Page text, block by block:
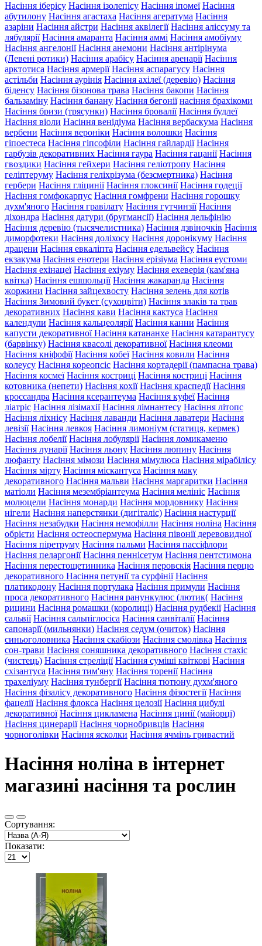
Насіння іберісу Насіння ізолепісу Насіння іпомеї Насіння
абутилону Насіння агастаха Насіння агератума Насіння
азаріни Насіння айстри Насіння аквілегії Насіння аліссуму та
лябулярії Насіння амаранта Насіння аммі Насіння амобіуму
Насіння ангелонії Насіння анемони Насіння антірінума
(Левені ротики) Насіння арабісу Насіння аренарії Насіння
арктотиса Насіння армерії Насіння аспарагусу Насіння
астільби Насіння аурінія Насіння ахілеї (деревію) Насіння
біденсу Насіння бізонова трава Насіння бакопи Насіння
бальзаміну Насіння банану Насіння бегонії насіння брахікоми
Насіння бризи (трясунки) Насіння бровалії Насіння будлеї
Насіння віоли Насіння венідіума Насіння вербаскума Насіння
вербени Насіння вероніки Насіння волошки Насіння
гіпоестеса Насіння гіпсофіли Насіння гайлардії Насіння
гарбузів декоративних Насіння гаура Насіння гацанії Насіння
гвоздики Насіння гейхери Насіння геліотропу Насіння
геліптеруму Насіння геліхрізума (безсмертника) Насіння
гербери Насіння гліцинії Насіння глоксинії Насіння годеції
Насіння гомфокарпус Насіння гомфрени Насіння горошку
духм'яного Насіння гравілату Насіння гутчинзії Насіння
діхондра Насіння датури (бругмансії) Насіння дельфінію
Насіння деревію (тысячелистника) Насіння дзвіночків Насіння
диморфотеки Насіння доліхосу Насіння доронікуму Насіння
драцени Насіння евкаліпта Насіння едельвейсу Насіння
екзакума Насіння енотери Насіння ерізіума Насіння еустоми
Насіння ехінацеї Насіння ехіуму Насіння ехеверія (кам'яна
квітка) Насіння ешшольції Насіння жакаранда Насіння
жоржини Насіння зайцехвосту Насіння зелень для котів
Насіння Зимовий букет (сухоцвіти) Насіння злаків та трав
декоративних Насіння кави Насіння кактуса Насіння
календули Насіння кальцеолярії Насіння канни Насіння
капусти декоративноїНасіння катананхе Насіння катарантусу
(барвінку) Насіння квасолі декоративної Насіння клеоми
Насіння кніфофії Насіння кобеї Насіння ковили Насіння
колеусу Насіння кореопсіс Насіння кортадерії (пампасна трава)
Насіння космеї Насіння костриці Насіння костриці Насіння
котовника (непети) Насіння кохії Насіння краспедії Насіння
кроссандра Насіння ксерантеума Насіння куфеї Насіння
ліатріс Насіння лізімахії Насіння лімнантесу Насіння літопс
Насіння ліхнісу Насіння лаванди Насіння лаватери Насіння
левізії Насіння левкоя Насіння лимоніум (статиця, кермек)
Насіння лобелії Насіння лобулярії Насіння ломикаменю
Насіння лунарії Насіння льону Насіння люпину Насіння
люфанту Насіння мімози Насіння мімулюса Насіння мірабілісу
Насіння мірту Насіння міскантуса Насіння маку
декоративного Насіння мальви Насіння маргаритки Насіння
матіоли Насіння мезембріантеума Насіння мелініс Насіння
молюцели Насіння монарди Насіння мордовнику Насіння
нігели Насіння наперстянки (дигіталіс) Насіння настурції
Насіння незабудки Насіння немофілли Насіння ноліна Насіння
обрієти Насіння остеоспермума Насіння півонії деревовидної
Насіння піретруму Насіння пальми Насіння пассіфлори
Насіння пеларгонії Насіння пеннісетум Насіння пентстимона
Насіння перестощетинника Насіння перовскія Насіння перцю
декоративного Насіння петунії та сурфінії Насіння
платикодону Насіння портулака Насіння примули Насіння
проса декоративного Насіння ранункулюс (лютик( Насіння
рицини Насіння ромашки (королиці) Насіння рудбекії Насіння
сальвії Насіння сальпіглосіса Насіння санвіталії Насіння
сапонарії (мильнянки) Насіння седум (очиток) Насіння
синьоголовника Насіння скабіози Насіння смолівка Насіння
сон-трави Насіння соняшника декоративного Насіння стахіс
(чистець) Насіння стреліції Насіння суміші квіткові Насіння
схізантуса Насіння тим'яну Насіння торенії Насіння
трахеліуму Насіння тунбергії Насіння тютюну духм'яного
Насіння фізалісу декоративного Насіння фізостегії Насіння
фацелії Насіння флокса Насіння целозії Насіння цибулі
декоративної Насіння цикламена Насіння цинії (майорці)
Насіння цинерарії Насіння чорнобривців Насіння
чорноголівки Насіння ясколки Насіння ячмінь гривастий
Насіння ноліна в інтернет
магазині насіння та рослин
Сортування:
Показати: